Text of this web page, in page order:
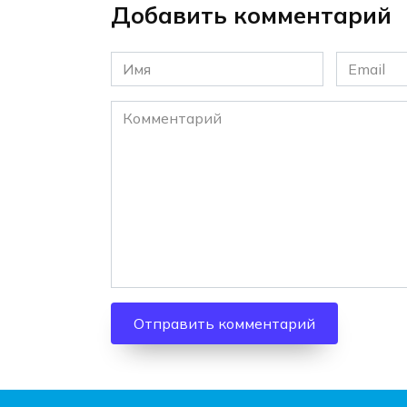
Добавить комментарий
Имя
*
Email
*
Комментарий